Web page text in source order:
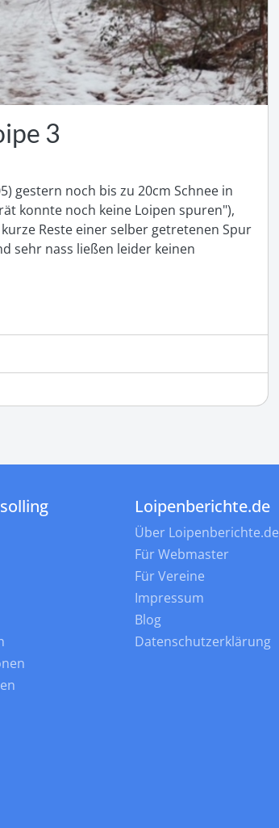
3
gestern noch bis zu 20cm Schnee in
konnte noch keine Loipen spuren"),
Reste einer selber getretenen Spur
sehr nass ließen leider keinen
Loipenberichte.de
Über Loipenberichte.de
Für Webmaster
Für Vereine
Impressum
Blog
Datenschutzerklärung